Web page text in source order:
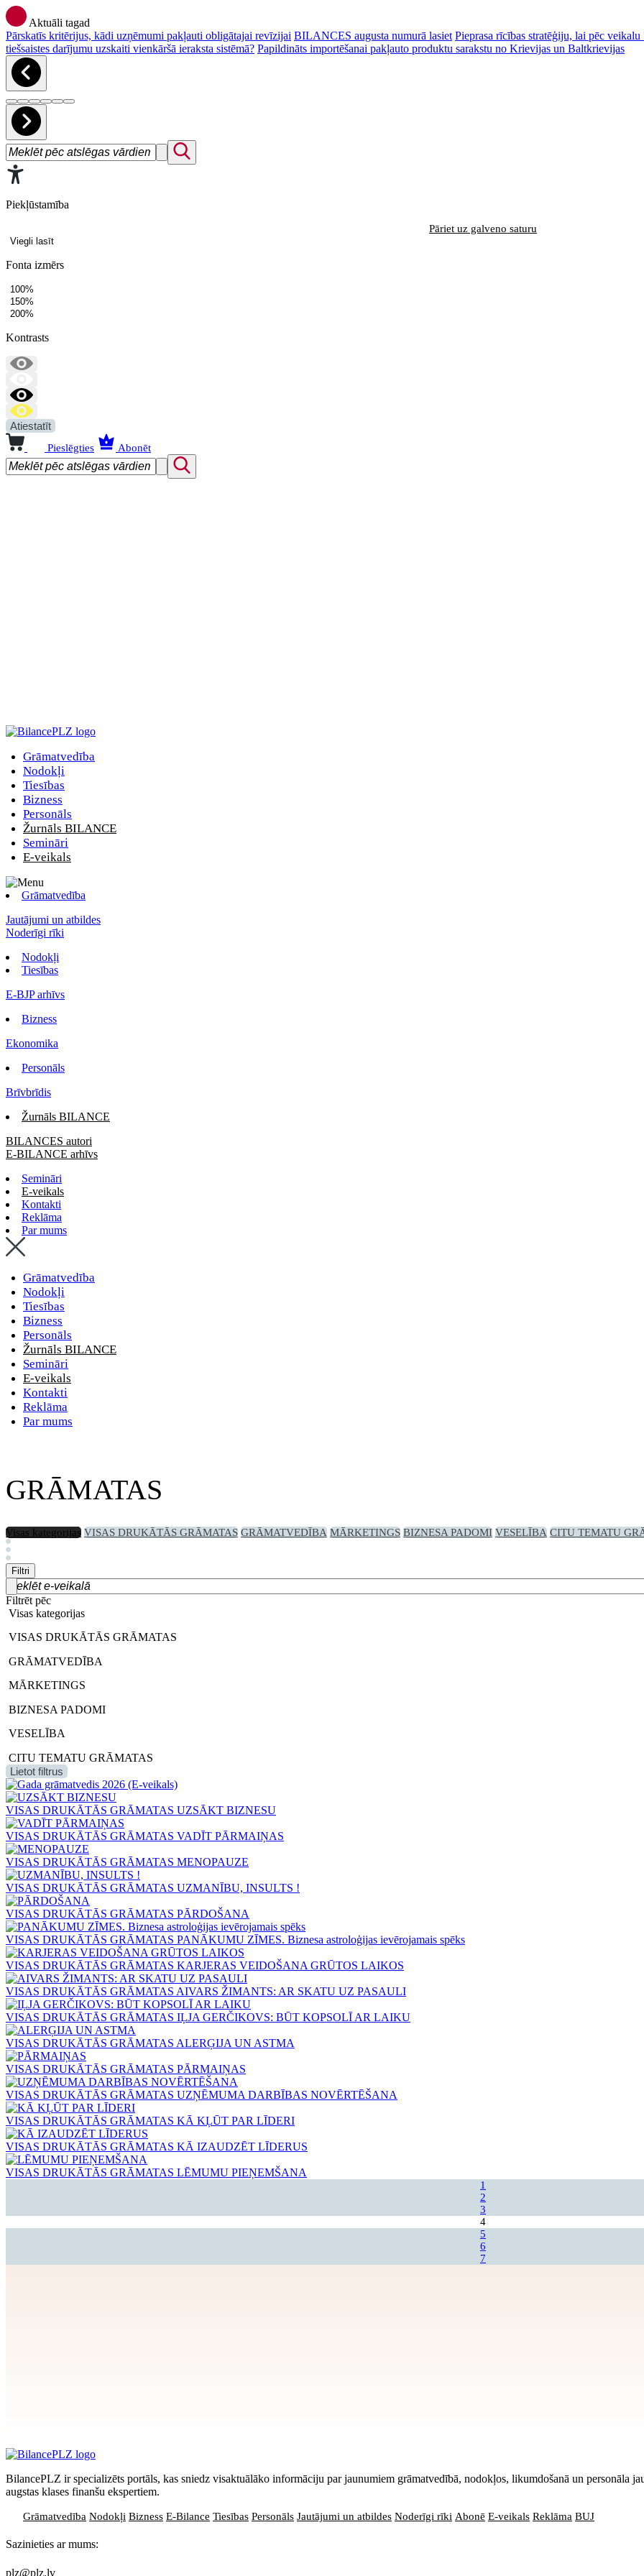
Aktuāli tagad
Pārskatīs kritērijus, kādi uzņēmumi pakļauti obligātajai revīzijai BILANCES augusta numurā lasiet Pieprasa rīcības stratēģiju, lai pēc
tiešsaistes darījumu uzskaiti vienkāršā ieraksta sistēmā? Papildināts importēšanai pakļauto produktu sarakstu no Krievijas un Baltkrievijas
Piekļūstamība
Pāriet uz galveno saturu
Viegli lasīt
Fonta izmērs
100%
150%
200%
Kontrasts
Atiestatīt
Pieslēgties Abonēt
Grāmatvedība
Nodokļi
Tiesības
Bizness
Personāls
Žurnāls BILANCE
Semināri
E-veikals
Grāmatvedība
Jautājumi un atbildes
Noderīgi rīki
Nodokļi
Tiesības
E-BJP arhīvs
Bizness
Ekonomika
Personāls
Brīvbrīdis
Žurnāls BILANCE
BILANCES autori
E-BILANCE arhīvs
Semināri
E-veikals
Kontakti
Reklāma
Par mums
Grāmatvedība
Nodokļi
Tiesības
Bizness
Personāls
Žurnāls BILANCE
Semināri
E-veikals
Kontakti
Reklāma
Par mums
GRĀMATAS
Visas kategorijas VISAS DRUKĀTĀS GRĀMATAS GRĀMATVEDĪBA MĀRKETINGS BIZNESA PADOMI VESELĪBA CITU TEMATU
Filtri
Filtrēt pēc
Visas kategorijas
VISAS DRUKĀTĀS GRĀMATAS
GRĀMATVEDĪBA
MĀRKETINGS
BIZNESA PADOMI
VESELĪBA
CITU TEMATU GRĀMATAS
Lietot filtrus
VISAS DRUKĀTĀS GRĀMATAS UZSĀKT BIZNESU
VISAS DRUKĀTĀS GRĀMATAS VADĪT PĀRMAIŅAS
VISAS DRUKĀTĀS GRĀMATAS MENOPAUZE
VISAS DRUKĀTĀS GRĀMATAS UZMANĪBU, INSULTS !
VISAS DRUKĀTĀS GRĀMATAS PĀRDOŠANA
VISAS DRUKĀTĀS GRĀMATAS PANĀKUMU ZĪMES. Biznesa astroloģijas ievērojamais spēks
VISAS DRUKĀTĀS GRĀMATAS KARJERAS VEIDOŠANA GRŪTOS LAIKOS
VISAS DRUKĀTĀS GRĀMATAS AIVARS ŽIMANTS: AR SKATU UZ PASAULI
VISAS DRUKĀTĀS GRĀMATAS IĻJA GERČIKOVS: BŪT KOPSOLĪ AR LAIKU
VISAS DRUKĀTĀS GRĀMATAS ALERĢIJA UN ASTMA
VISAS DRUKĀTĀS GRĀMATAS PĀRMAIŅAS
VISAS DRUKĀTĀS GRĀMATAS UZŅĒMUMA DARBĪBAS NOVĒRTĒŠANA
VISAS DRUKĀTĀS GRĀMATAS KĀ KĻŪT PAR LĪDERI
VISAS DRUKĀTĀS GRĀMATAS KĀ IZAUDZĒT LĪDERUS
VISAS DRUKĀTĀS GRĀMATAS LĒMUMU PIEŅEMŠANA
1
2
3
4
5
6
7
BilancePLZ ir specializēts portāls, kas sniedz visaktuālāko informāciju par jaunumiem grāmatvedībā, nodokļos, likumdošanā un personāla
augstas klases finanšu ekspertiem.
Grāmatvedība Nodokļi Bizness E-Bilance Tiesības Personāls Jautājumi un atbildes Noderīgi rīki Abonē E-veikals Reklāma BUJ
Sazinieties ar mums:
plz@plz.lv